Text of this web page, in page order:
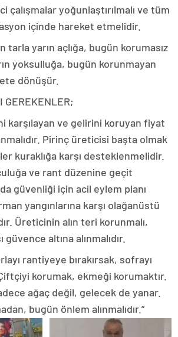
çalışmalar yoğunlaştırılmalı ve tüm
içinde hareket etmelidir.
tarla yarın açlığa, bugün korumasız
yoksulluğa, bugün korunmayan
dönüşür.
GEREKENLER;
karşılayan ve gelirini koruyan fiyat
Pirinç üreticisi başta olmak
kuraklığa karşı desteklenmelidir.
ve rant düzenine geçit
güvenliği için acil eylem planı
yangınlarına karşı olağanüstü
Üreticinin alın teri korunmalı,
altına alınmalıdır.
rantiyeye bırakırsak, sofrayı
korumak, ekmeği korumaktır.
ağaç değil, gelecek de yanar.
bugün önlem alınmalıdır.”